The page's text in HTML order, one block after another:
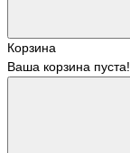
Корзина
Ваша корзина пуста!